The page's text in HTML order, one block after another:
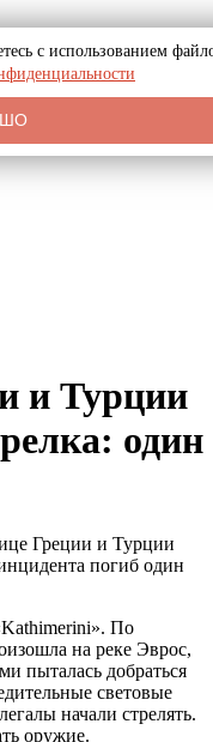
и Турции
один
Греции и Турции
погиб один
По
на реке Эврос,
пыталась добраться
световые
начали стрелять.
оружие.
с использованием